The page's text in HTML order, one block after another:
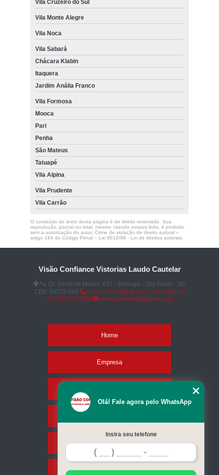
Vila Cruzeiro do Sul
Vila Monte Alegre
Vila Noca
Vila Sabará
Chácara Klabin
Itaquera
Jardim Anália Franco
Vila Formosa
Mooca
Pari
Penha
São Mateus
Tatuapé
Vila Alpina
Vila Prudente
Vila Carrão
O conteúdo do texto desta página é de direito reservado. Sua
reprodução, parcial ou total, mesmo citando nossos links, é proibida
sem a autorização do autor. Crime de violação de direito autoral –
artigo 184 do Código Penal – Lei 9610/98 - Lei de direitos autorais.
Visão Confiance Vistorias Laudo Cautelar
Av. Dr. Gentil de Moura, 697 - Ipiranga - São Paulo - SP
CEP: 04278-080
(11) 2872-7402
(11) 7788-8888
(11) 98504-2000
visaoconfiance@gmail.com
Home
Empresa
Contato
Mapa do site
Olá! Fale agora pelo WhatsApp
Insira seu telefone